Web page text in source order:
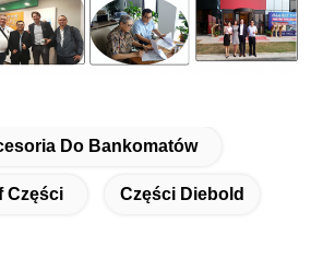
Do Bankomatów
Części Części Diebold